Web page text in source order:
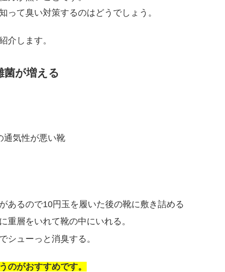
って臭い対策するのはどうでしょう。
介します。
菌が増える
通気性が悪い靴
あるので10円玉を履いた後の靴に敷き詰める
重層をいれて靴の中にいれる。
シューっと消臭する。
のがおすすめです。